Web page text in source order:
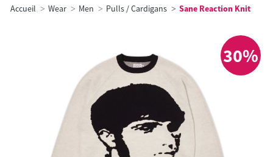
Accueil Wear Men Pulls / Cardigans Sane Reaction Knit
30%